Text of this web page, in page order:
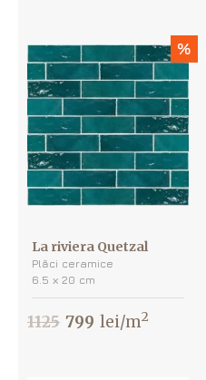
%
La riviera Quetzal
Plăci ceramice
6.5 х 20 cm
1125 799 lei/m2